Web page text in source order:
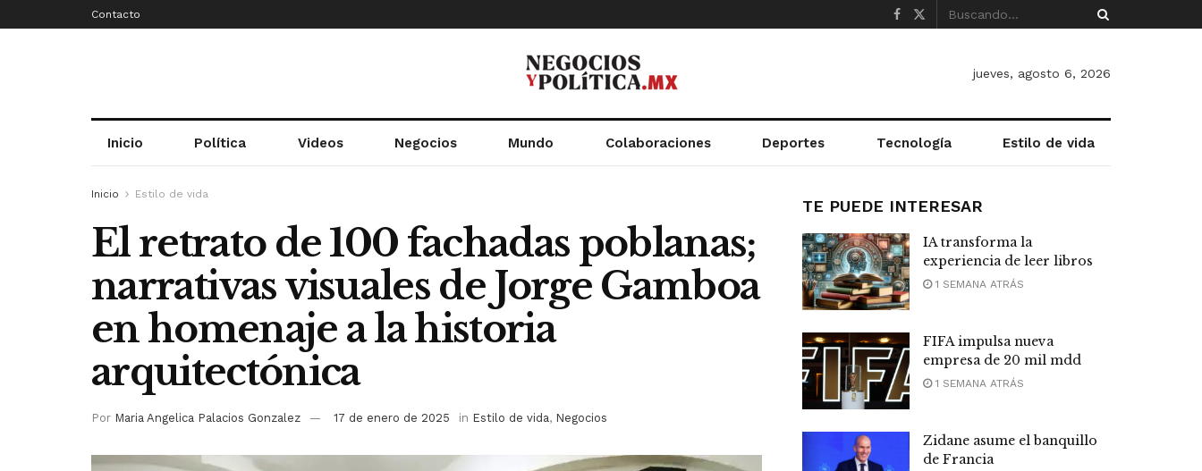
Contacto
jueves, agosto 6, 2026
Inicio Política Videos Negocios Mundo Colaboraciones Deportes Tecnología Estilo de vida
Inicio Estilo de vida
El retrato de 100 fachadas poblanas;
narrativas visuales de Jorge Gamboa
en homenaje a la historia
arquitectónica
Por Maria Angelica Palacios Gonzalez 17 de enero de 2025 in Estilo de vida, Negocios
TE PUEDE INTERESAR
IA transforma la
experiencia de leer libros
1 SEMANA ATRÁS
FIFA impulsa nueva
empresa de 20 mil mdd
1 SEMANA ATRÁS
Zidane asume el banquillo
de Francia